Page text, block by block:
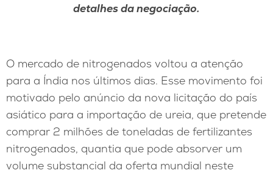
detalhes da negociação.
O mercado de nitrogenados voltou a atenção
para a Índia nos últimos dias. Esse movimento foi
motivado pelo anúncio da nova licitação do país
asiático para a importação de ureia, que pretende
comprar 2 milhões de toneladas de fertilizantes
nitrogenados, quantia que pode absorver um
volume substancial da oferta mundial neste